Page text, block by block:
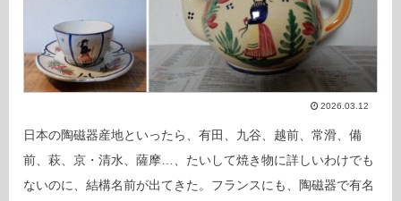
2026.03.12
日本の陶磁器産地といったら、有田、九谷、越前、常滑、備
前、萩、京・清水、薩摩…、たいして焼き物に詳しいわけでも
ないのに、結構名前が出てきた。フランスにも、陶磁器で有名